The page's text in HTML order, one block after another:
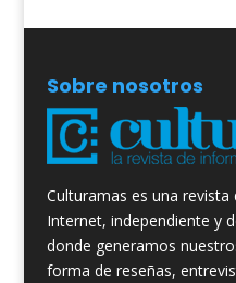
Sobre nosotros
Culturamas es una
Internet, independiente y
donde generamos
forma de reseñas,